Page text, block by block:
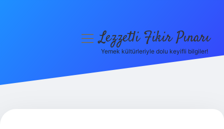
menüyüLezzetli Fikir Pınarı
Yemek kültürleriyle dolu keyifli bilgiler!